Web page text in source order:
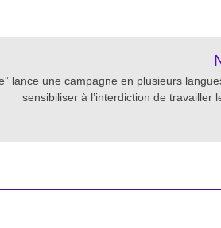
lance une campagne en plusieurs
sensibiliser à l’interdiction de travailler